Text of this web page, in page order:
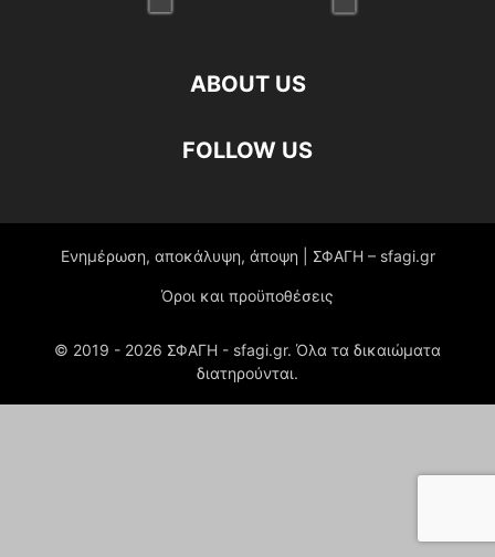
ABOUT US
FOLLOW US
Ενημέρωση, αποκάλυψη, άποψη | ΣΦΑΓΗ – sfagi.gr
Όροι και προϋποθέσεις
© 2019 - 2026 ΣΦΑΓΗ - sfagi.gr. Όλα τα δικαιώματα
διατηρούνται.